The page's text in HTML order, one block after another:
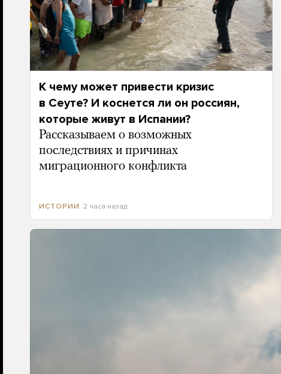
К чему может привести кризис
в Сеуте? И коснется ли он россиян,
которые живут в Испании?
Рассказываем о возможных
последствиях и причинах
миграционного конфликта
ИСТОРИИ 2 часа назад